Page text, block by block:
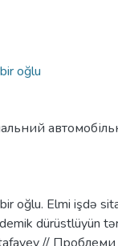
oğlu
oğlu. Elmi işdə
dürüstlüyün